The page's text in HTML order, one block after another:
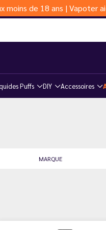
de 18 ans | Vapoter
Puffs DIY Accessoires
MARQUE